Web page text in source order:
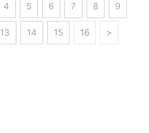
4 5 6 7 8 9
13 14 15 16 >